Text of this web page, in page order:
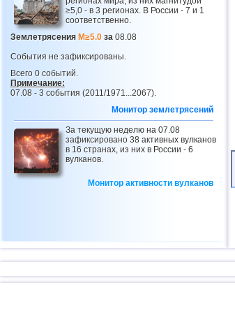
≥5,0 - в 3 регионах. В России - 7 и 1
соответственно.
Землетрясения M≥5.0 за 08.08
События не зафиксированы.
Всего 0 событий.
Примечание:
07.08 - 3 события (2011/1971...2067).
Монитор землетрясений
За текущую неделю на 07.08
зафиксировано 38 активных вулканов
в 16 странах, из них в России - 6
вулканов.
Монитор активности вулканов